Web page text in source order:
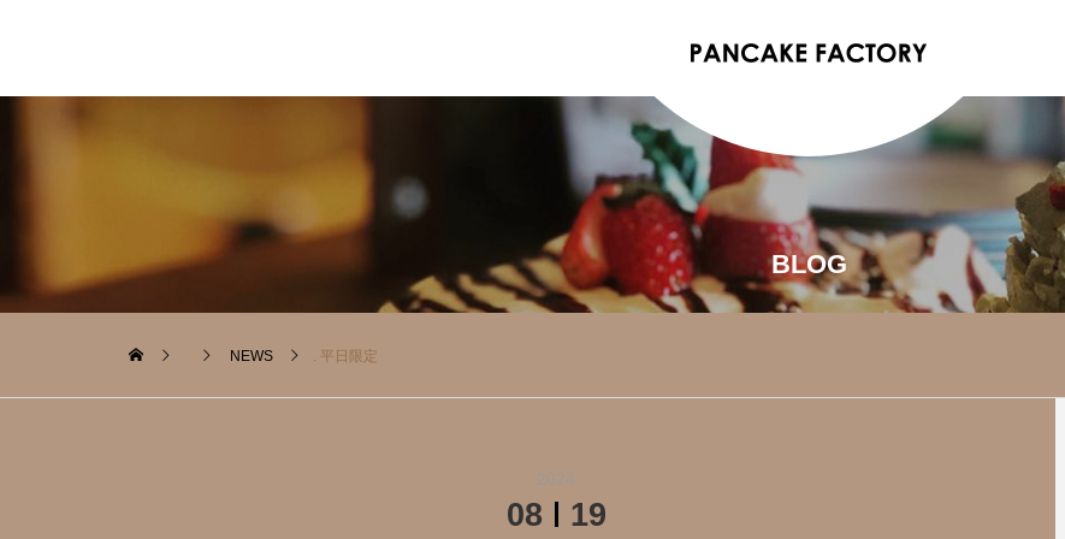
BLOG
NEWS . 平日限定️
2024
08 19